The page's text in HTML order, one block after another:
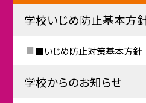
学校いじめ防止基本方
■いじめ防止対策基本方
学校からのお知らせ